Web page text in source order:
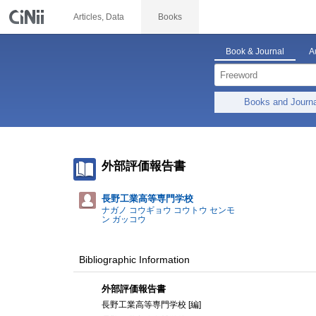
Articles, Data Books
Book & Journal
Books and
外部評価報告書
長野工業高等専門学校
ナガノ コウギョウ コウトウ センモ
ン ガッコウ
Bibliographic Information
外部評価報告書
長野工業高等専門学校 [編]